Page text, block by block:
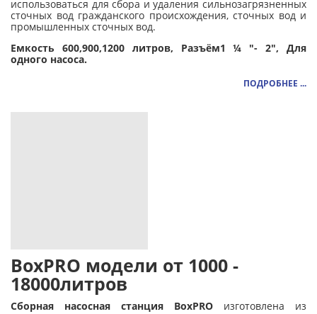
использоваться для сбора и удаления сильнозагрязненных
сточных вод гражданского происхождения, сточных вод и
промышленных сточных вод.
Емкость 600,900,1200 литров, Разъём1 ¼ "- 2", Для
одного насоса.
ПОДРОБНЕЕ ...
BoxPRO модели от 1000 -
18000литров
Сборная насосная станция BoxPRO изготовлена ​​из